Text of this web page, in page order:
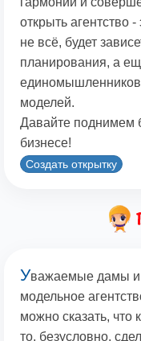
открыть агентство
не всё, будет
планирования, а
моделей.
Давайте поднимем
бизнесе!
Создать открытку
Уважаемые дамы и
модельное
можно сказать, что
то, безусловно,